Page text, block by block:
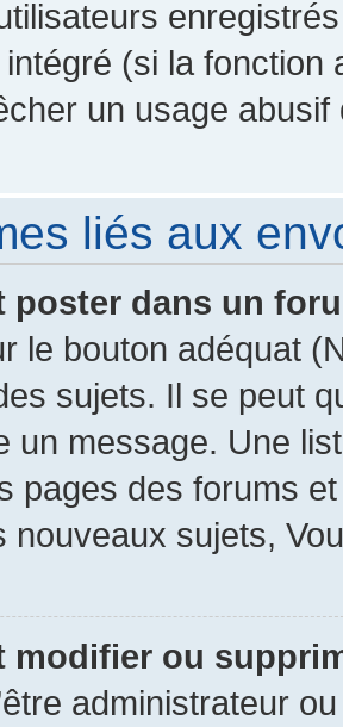
(si la fonction
un usage
liés aux
poster dans un
le bouton adéquat
sujets. Il se peut
un message. Une
pages des forums
nouveaux sujets,
modifier ou
administrateur